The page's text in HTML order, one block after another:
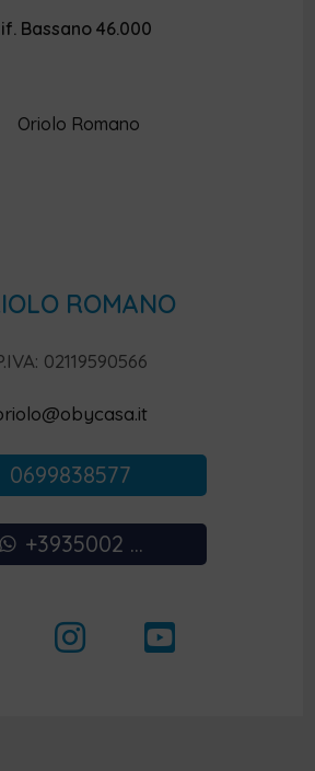
Bassano 46.000
ROMANO
02119590566
0699838577
+3935002 ...